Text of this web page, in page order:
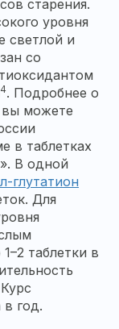
старения.
уровня
светлой и
со
4. Подробнее о
вы можете
в таблетках
В одной
глутатион
Для
таблетки в
в год.